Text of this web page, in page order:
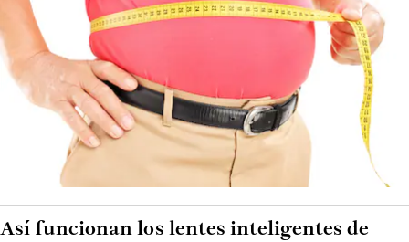
Así funcionan los lentes inteligentes de